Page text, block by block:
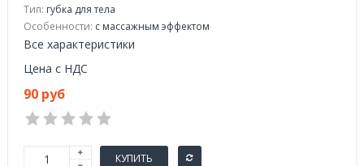
Тип: губка для тела
Особенности: с массажным эффектом
Все характеристики
Цена с НДС
90 руб
КУПИТЬ